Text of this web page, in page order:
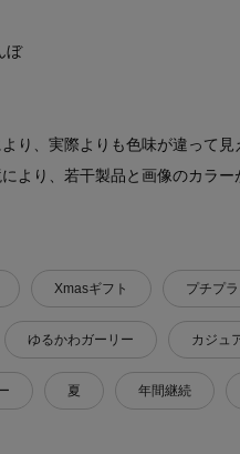
ぼ
り、実際よりも色味が違って
より、若干製品と画像のカラー
Xmasギフト プチプ
ゆるかわガーリー カジュ
夏 年間継続